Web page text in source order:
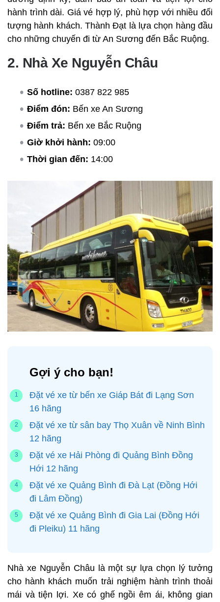
hành trình dài. Giá vé hợp lý, phù hợp với nhiều đối
tượng hành khách. Thành Đạt là lựa chọn hàng đầu
cho những chuyến đi từ An Sương đến Bắc Ruộng.
2. Nhà Xe Nguyễn Châu
Số hotline: 0387 822 985
Điểm đón: Bến xe An Sương
Điểm trả: Bến xe Bắc Ruộng
Giờ khởi hành: 09:00
Thời gian đến: 14:00
Gợi ý cho bạn!
Đặt vé xe từ bến xe Giáp Bát đi Lạng Sơn
16 hãng
Đặt vé xe từ sân bay Thọ Xuân về Ninh Bình
12 hãng
Đặt vé xe Hải Phòng đi Quảng Bình Đồng
Hới 12 hãng
Đặt vé xe Quảng Bình đi Đà Lạt (Đồng Hới
đi Lâm Đồng)
Đặt vé xe Quảng Bình đi Gia Lai (Đồng Hới
đi Pleiku) 11 hãng
Nhà xe Nguyễn Châu là một sự lựa chọn lý tưởng
cho hành khách muốn trải nghiệm hành trình thoải
mái và tiện lợi. Xe có ghế ngồi êm ái, không gian